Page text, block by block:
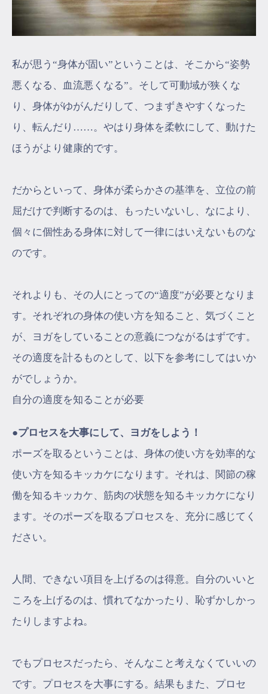
私が思う“身体が固い”ということは、そこから“姿勢
悪くなる、血流悪くなる”。そして可動域が狭くな
り、身体がゆがんだりして、つまずきやすくなった
り、転んだり……。やはり身体を柔軟にして、動けた
ほうがより健康的です。
だからといって、身体が柔らかさの基準を、立位の前
屈だけで判断するのは、もったいないし、なにより、
個々に個性ある身体に対して一律にはいえないものな
のです。
それよりも、その人にとっての“適度”が必要となりま
す。それぞれの身体の使い方を知ること、気づくこと
が、ヨガをしていることの意義につながるはずです。
その適度を計るものとして、以下を参考にしてはいか
がでしょうか。
自分の適度を知ることが必要
●プロセスを大事にして、ヨガをしよう！
ポーズを取るということは、身体の使い方を効率的な
使い方を知るキッカケになります。それは、関節の稼
働を知るキッカケ、筋肉の状態を知るキッカケになり
ます。そのポーズを取るプロセスを、充分に感じてく
ださい。
人間、できない項目を上げるのは得意。自分のいいと
ころを上げるのは、慣れてなかったり、恥ずかしかっ
たりしますよね。
でもプロセスだったら、そんなこと考えなくていいの
です。プロセスを大事にする。結果もまた、プロセ